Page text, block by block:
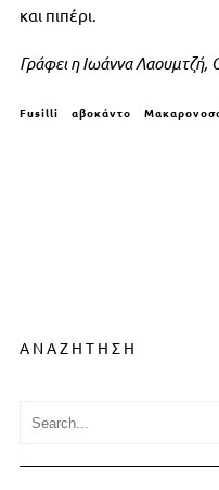
και πιπέρι.
Γράφει η Ιωάννα
Fusilli αβοκάντο
ΑΝΑΖΗΤΗΣΗ